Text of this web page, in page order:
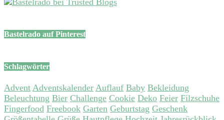
Bastelrado auf Pinterest
Schlagwörter
Advent Adventskalender Auflauf Baby Bekleidung
Beleuchtung Bier Challenge Cookie Deko Feier Filzschuhe
Fingerfood Freebook Garten Geburtstag Geschenk